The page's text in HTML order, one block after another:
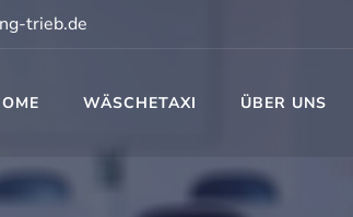
trieb.de
WÄSCHETAXI ÜBER UNS